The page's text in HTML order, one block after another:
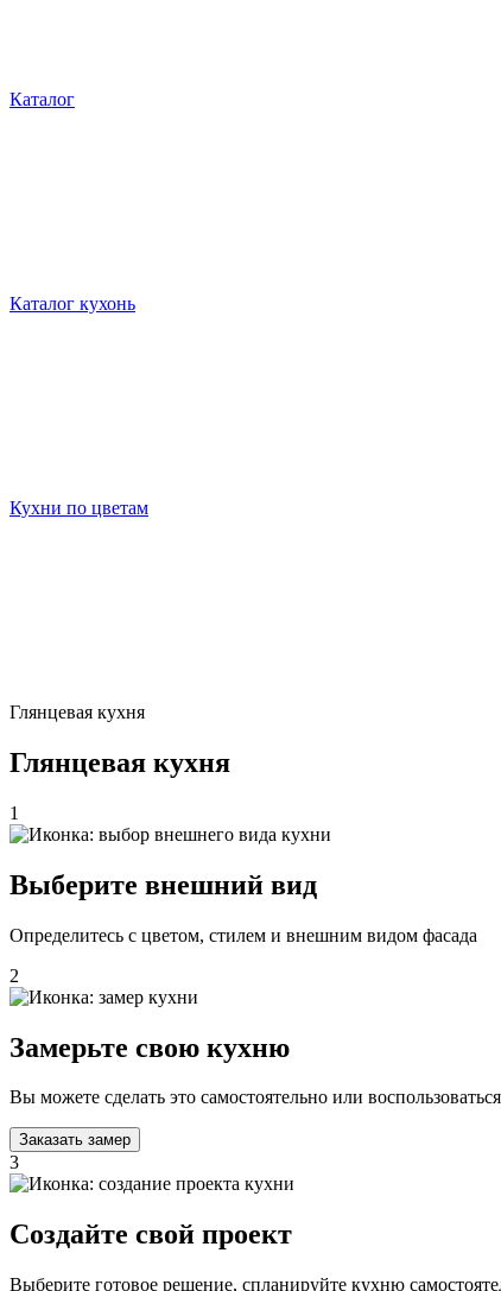
Каталог
Каталог кухонь
Кухни по цветам
Глянцевая кухня
Глянцевая кухня
1
Выберите внешний вид
Определитесь с цветом, стилем и внешним видом фасада
2
Замерьте свою кухню
Вы можете сделать это самостоятельно или
Заказать замер
3
Создайте свой проект
Выберите готовое решение, спланируйте кухню